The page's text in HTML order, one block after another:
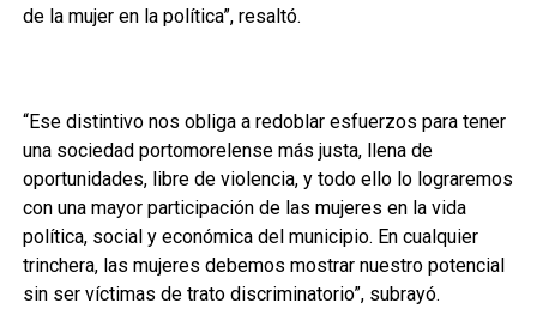
de la mujer en la política”, resaltó.
“Ese distintivo nos obliga a redoblar esfuerzos para tener
una sociedad portomorelense más justa, llena de
oportunidades, libre de violencia, y todo ello lo lograremos
con una mayor participación de las mujeres en la vida
política, social y económica del municipio. En cualquier
trinchera, las mujeres debemos mostrar nuestro potencial
sin ser víctimas de trato discriminatorio”, subrayó.